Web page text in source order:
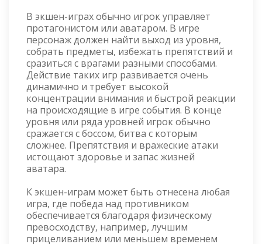
В экшен-играх обычно игрок управляет
протагонистом или аватаром. В игре
персонаж должен найти выход из уровня,
собрать предметы, избежать препятствий и
сразиться с врагами разными способами.
Действие таких игр развивается очень
динамично и требует высокой
концентрации внимания и быстрой реакции
на происходящие в игре события. В конце
уровня или ряда уровней игрок обычно
сражается с боссом, битва с которым
сложнее. Препятствия и вражеские атаки
истощают здоровье и запас жизней
аватара.
К экшен-играм может быть отнесена любая
игра, где победа над противником
обеспечивается благодаря физическому
превосходству, например, лучшим
прицеливанием или меньшем временем